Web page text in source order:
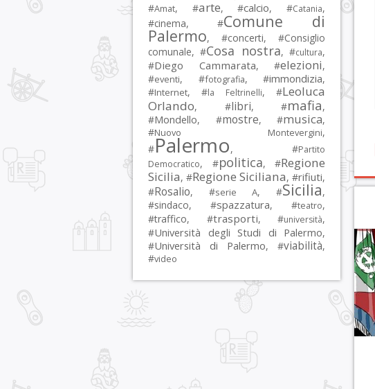
#Amat, #arte, #calcio, #Catania,
#cinema, #Comune di
Palermo, #concerti, #Consiglio
comunale, #Cosa nostra, #cultura,
#Diego Cammarata, #elezioni,
#eventi, #fotografia, #immondizia,
#Internet, #la Feltrinelli, #Leoluca
Orlando, #libri, #mafia,
#Mondello, #mostre, #musica,
#Nuovo Montevergini,
#Palermo, #Partito
Democratico, #politica, #Regione
Sicilia, #Regione Siciliana, #rifiuti,
#Rosalio, #serie A, #Sicilia,
#sindaco, #spazzatura, #teatro,
#traffico, #trasporti, #università,
#Università degli Studi di Palermo,
#Università di Palermo, #viabilità,
#video